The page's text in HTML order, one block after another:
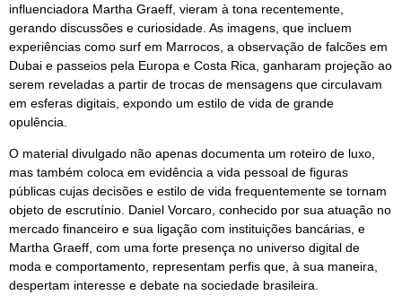
influenciadora Martha Graeff, vieram à tona recentemente,
gerando discussões e curiosidade. As imagens, que incluem
experiências como surf em Marrocos, a observação de falcões em
Dubai e passeios pela Europa e Costa Rica, ganharam projeção ao
serem reveladas a partir de trocas de mensagens que circulavam
em esferas digitais, expondo um estilo de vida de grande
opulência.
O material divulgado não apenas documenta um roteiro de luxo,
mas também coloca em evidência a vida pessoal de figuras
públicas cujas decisões e estilo de vida frequentemente se tornam
objeto de escrutínio. Daniel Vorcaro, conhecido por sua atuação no
mercado financeiro e sua ligação com instituições bancárias, e
Martha Graeff, com uma forte presença no universo digital de
moda e comportamento, representam perfis que, à sua maneira,
despertam interesse e debate na sociedade brasileira.